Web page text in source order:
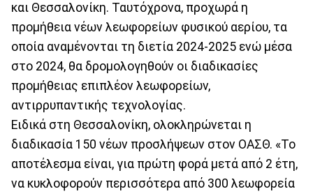
και Θεσσαλονίκη. Ταυτόχρονα, προχωρά η
προμήθεια νέων λεωφορείων φυσικού αερίου, τα
οποία αναμένονται τη διετία 2024-2025 ενώ μέσα
στο 2024, θα δρομολογηθούν οι διαδικασίες
προμήθειας επιπλέον λεωφορείων,
αντιρρυπαντικής τεχνολογίας.
Ειδικά στη Θεσσαλονίκη, ολοκληρώνεται η
διαδικασία 150 νέων προσλήψεων στον ΟΑΣΘ. «Το
αποτέλεσμα είναι, για πρώτη φορά μετά από 2 έτη,
να κυκλοφορούν περισσότερα από 300 λεωφορεία